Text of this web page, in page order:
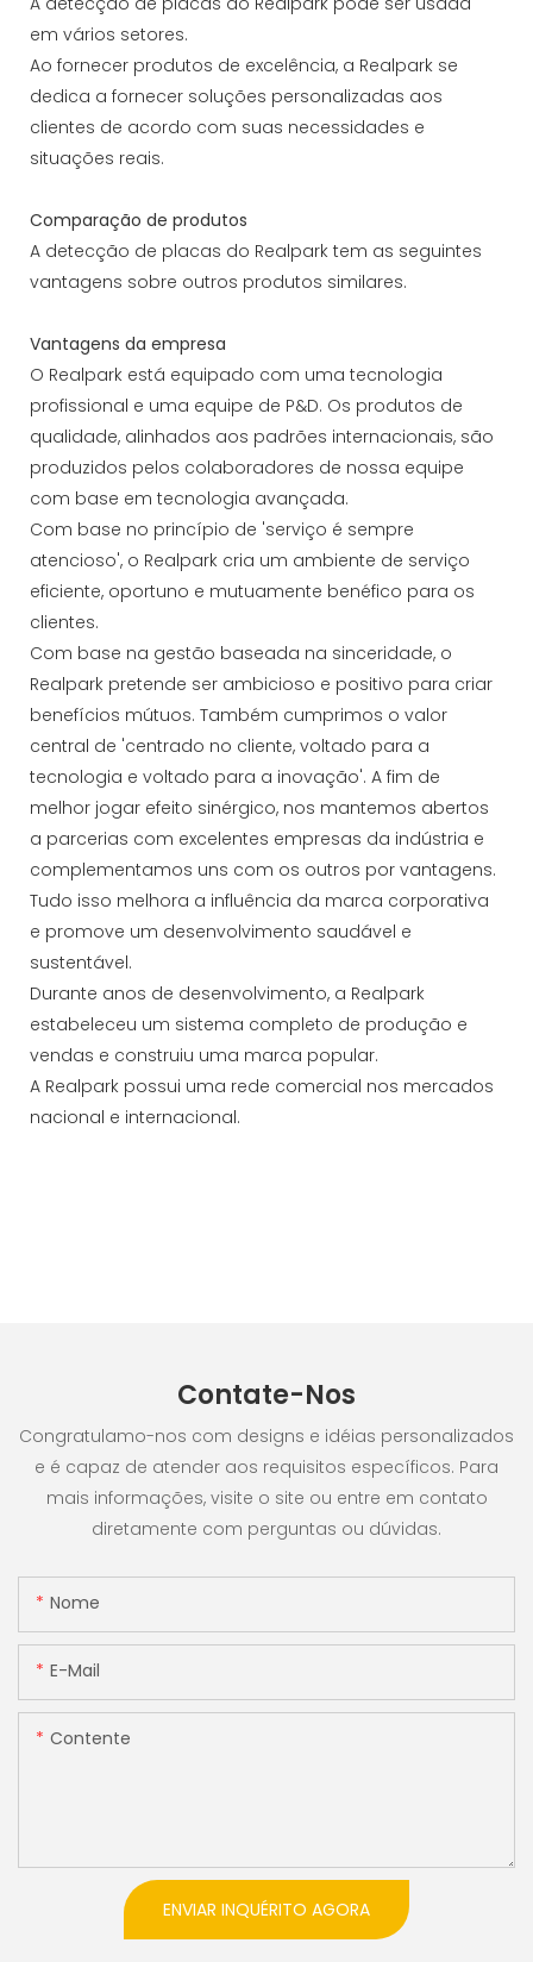
em vários setores.
Ao fornecer produtos de excelência, a Realpark se
dedica a fornecer soluções personalizadas aos
clientes de acordo com suas necessidades e
situações reais.
Comparação de produtos
A detecção de placas do Realpark tem as seguintes
vantagens sobre outros produtos similares.
Vantagens da empresa
O Realpark está equipado com uma tecnologia
profissional e uma equipe de P&D. Os produtos de
qualidade, alinhados aos padrões internacionais, são
produzidos pelos colaboradores de nossa equipe
com base em tecnologia avançada.
Com base no princípio de 'serviço é sempre
atencioso', o Realpark cria um ambiente de serviço
eficiente, oportuno e mutuamente benéfico para os
clientes.
Com base na gestão baseada na sinceridade, o
Realpark pretende ser ambicioso e positivo para criar
benefícios mútuos. Também cumprimos o valor
central de 'centrado no cliente, voltado para a
tecnologia e voltado para a inovação'. A fim de
melhor jogar efeito sinérgico, nos mantemos abertos
a parcerias com excelentes empresas da indústria e
complementamos uns com os outros por vantagens.
Tudo isso melhora a influência da marca corporativa
e promove um desenvolvimento saudável e
sustentável.
Durante anos de desenvolvimento, a Realpark
estabeleceu um sistema completo de produção e
vendas e construiu uma marca popular.
A Realpark possui uma rede comercial nos mercados
nacional e internacional.
Contate-Nos
Congratulamo-nos com designs e idéias personalizados
e é capaz de atender aos requisitos específicos. Para
mais informações, visite o site ou entre em contato
diretamente com perguntas ou dúvidas.
Nome
E-Mail
Contente
ENVIAR INQUÉRITO AGORA